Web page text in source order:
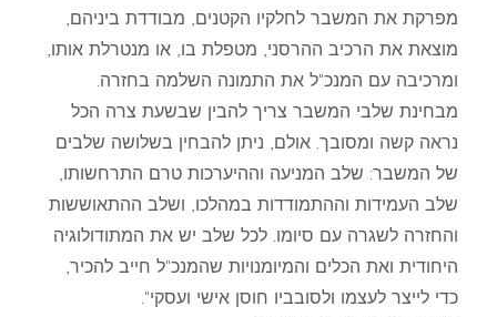
מפרקת את המשבר לחלקיו הקטנים, מבודדת ביניהם,
מוצאת את הרכיב ההרסני, מטפלת בו, או מנטרלת אותו,
ומרכיבה עם המנכ"ל את התמונה השלמה בחזרה.
מבחינת שלבי המשבר צריך להבין שבשעת צרה הכל
נראה קשה ומסובך. אולם, ניתן להבחין בשלושה שלבים
של המשבר: שלב המניעה וההיערכות טרם התרחשותו,
שלב העמידות וההתמודדות במהלכו, ושלב ההתאוששות
והחזרה לשגרה עם סיומו. לכל שלב יש את המתודולוגיה
היחודית ואת הכלים והמיומנויות שהמנכ"ל חייב להכיר,
כדי לייצר לעצמו ולסובביו חוסן אישי ועסקי".